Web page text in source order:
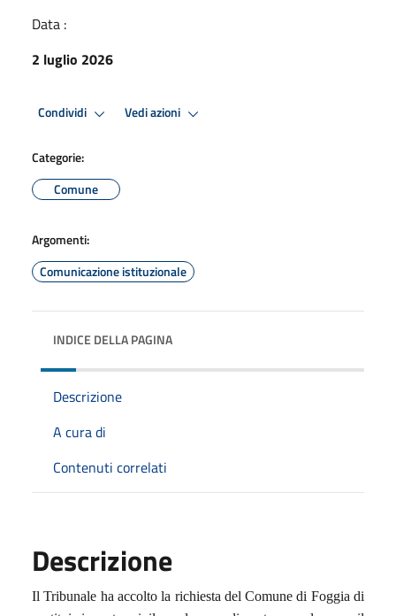
Data :
2 luglio 2026
Condividi Vedi azioni
Categorie:
Comune
Argomenti:
Comunicazione istituzionale
INDICE DELLA PAGINA
Descrizione
A cura di
Contenuti correlati
Descrizione
Il Tribunale ha accolto la richiesta del Comune di Foggia di